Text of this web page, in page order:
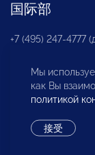
国际部
+7 (495) 247-4777
商投权益保
Мы
как Вы
политикой
接受